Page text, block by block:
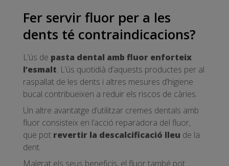
Fer servir fluor per a les
dents té contraindicacions?
L’ús de pasta dental amb fluor enforteix
l’esmalt. L’ús quotidià d’aquests productes per al
raspallat de les dents i altres mesures d’higiene
bucal contribueixen a reduir els riscos de càries.
Un altre avantatge d’utilitzar cremes dentals amb
fluor consisteix en l’acció reparadora del fluor,
que pot revertir la descalcificació lleu de la
dent.
Malgrat els seus beneficis, el fluor també pot